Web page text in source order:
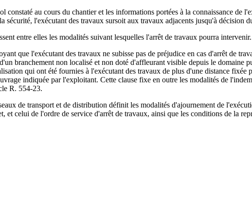
constaté au cours du chantier et les informations portées à la connaissance de
sécurité, l'exécutant des travaux sursoit aux travaux adjacents jusqu'à décision
entre elles les modalités suivant lesquelles l'arrêt de travaux pourra intervenir.
que l'exécutant des travaux ne subisse pas de préjudice en cas d'arrêt de
branchement non localisé et non doté d'affleurant visible depuis le domaine
qui ont été fournies à l'exécutant des travaux de plus d'une distance fixée
indiquée par l'exploitant. Cette clause fixe en outre les modalités de
R. 554-23.
de transport et de distribution définit les modalités d'ajournement de
et celui de l'ordre de service d'arrêt de travaux, ainsi que les conditions de la